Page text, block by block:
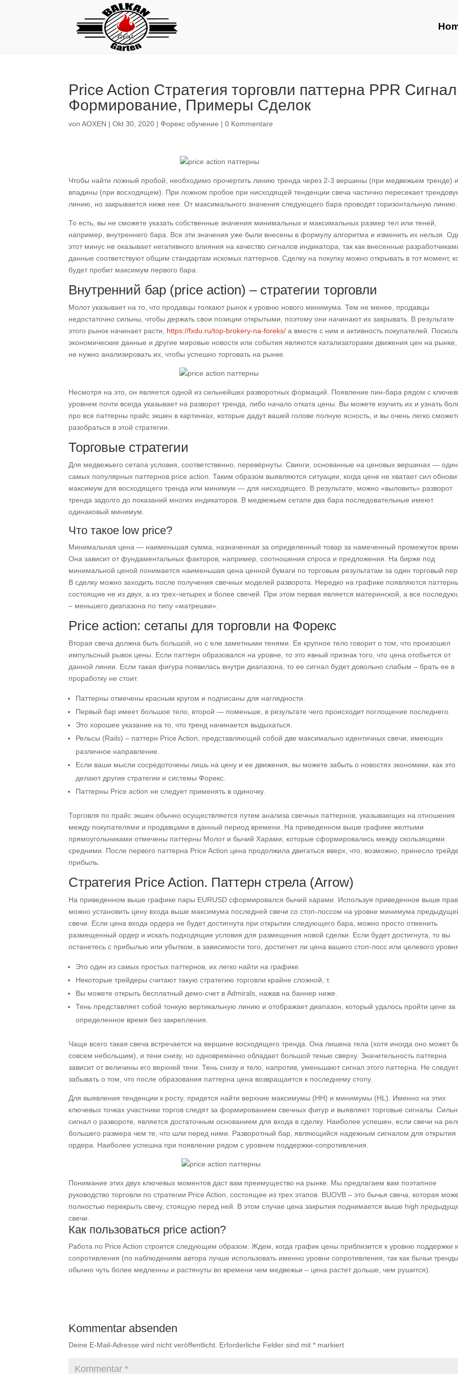
Price Action Стратегия торговли паттерна PPR
Формирование, Примеры Сделок
vonAOXEN |Okt 30, 2020 |Форекс обучение |0 Kommentare
Чтобы найти ложный пробой, необходимо прочертить линию тренда через 2-3 вершины (при медвежьем тренде)
впадины (при восходящем). При ложном пробое при нисходящей тенденции свеча частично пересекает
линию, но закрывается ниже нее. От максимального значения следующего бара проводят горизонтальную линию.
То есть, вы не сможете указать собственные значения минимальных и максимальных размер тел или теней,
например, внутреннего бара. Все эти значения уже были внесены в формулу алгоритма и изменить их нельзя.
этот минус не оказывает негативного влияния на качество сигналов индикатора, так как внесенные
данные соответствуют общим стандартам искомых паттернов. Сделку на покупку можно открывать в тот момент,
будет пробит максимум первого бара.
Внутренний бар (price action) – стратегии торговли
Молот указывает на то, что продавцы толкают рынок к уровню нового минимума. Тем не менее, продавцы
недостаточно сильны, чтобы держать свои позиции открытыми, поэтому они начинают их закрывать. В результате
этого рынок начинает расти, https://fxdu.ru/top-brokery-na-foreks/ а вместе с ним и активность покупателей.
экономические данные и другие мировые новости или события являются катализаторами движения цен на
не нужно анализировать их, чтобы успешно торговать на рынке.
Несмотря на это, он является одной из сильнейших разворотных формаций. Появление пин-бара рядом с
уровнем почти всегда указывает на разворот тренда, либо начало отката цены. Вы можете изучить их и узнать
про все паттерны прайс экшен в картинках, которые дадут вашей голове полную ясность, и вы очень легко
разобраться в этой стратегии.
Торговые стратегии
Для медвежьего сетапа условия, соответственно, перевёрнуты. Свинги, основанные на ценовых вершинах —
самых популярных паттернов price action. Таким образом выявляются ситуации, когда цене не хватает сил
максимум для восходящего тренда или минимум — для нисходящего. В результате, можно «выловить» разворот
тренда задолго до показаний многих индикаторов. В медвежьем сетапе два бара последовательные имеют
одинаковый минимум.
Что такое low price?
Минимальная цена — наименьшая сумма, назначенная за определенный товар за намеченный промежуток
Она зависит от фундаментальных факторов, например, соотношения спроса и предложения. На бирже под
минимальной ценой понимается наименьшая цена ценной бумаги по торговым результатам за один торговый
В сделку можно заходить после получения свечных моделей разворота. Нередко на графике появляются
состоящие не из двух, а из трех-четырех и более свечей. При этом первая является материнской, а все
– меньшего диапазона по типу «матрешки».
Price action: сетапы для торговли на Форекс
Вторая свеча должна быть большой, но с еле заметными тенями. Ее крупное тело говорит о том, что произошел
импульсный рывок цены. Если паттерн образовался на уровне, то это явный признак того, что цена отобьется от
данной линии. Если такая фигура появилась внутри диапазона, то ее сигнал будет довольно слабым – брать ее в
проработку не стоит.
Паттерны отмечены красным кругом и подписаны для наглядности.
Первый бар имеет большое тело, второй — поменьше, в результате чего происходит поглощение последнего.
Это хорошее указание на то, что тренд начинается выдыхаться.
Рельсы (Rails) – паттерн Price Action, представляющий собой две максимально идентичных свечи, имеющих
различное направление.
Если ваши мысли сосредоточены лишь на цену и ее движения, вы можете забыть о новостях экономики, как это
делают другие стратегии и системы Форекс.
Паттерны Price action не следует применять в одиночку.
Торговля по прайс экшен обычно осуществляется путем анализа свечных паттернов, указывающих на отношения
между покупателями и продавцами в данный период времени. На приведенном выше графике желтыми
прямоугольниками отмечены паттерны Молот и бычий Харами, которые сформировались между скользящими
средними. После первого паттерна Price Action цена продолжила двигаться вверх, что, возможно, принесло
прибыль.
Стратегия Price Action. Паттерн стрела (Arrow)
На приведенном выше графике пары EURUSD сформировался бычий харами. Используя приведенное выше
можно установить цену входа выше максимума последней свечи со стоп-лоссом на уровне минимума
свечи. Если цена входа ордера не будет достигнута при открытии следующего бара, можно просто отменить
размещенный ордер и искать подходящие условия для размещения новой сделки. Если будет достигнута, то вы
останетесь с прибылью или убытком, в зависимости того, достигнет ли цена вашего стоп-лосс или целевого
Это один из самых простых паттернов, их легко найти на графике.
Некоторые трейдеры считают такую стратегию торговли крайне сложной, т.
Вы можете открыть бесплатный демо-счет в Admirals, нажав на баннер ниже.
Тень представляет собой тонкую вертикальную линию и отображает диапазон, который удалось пройти цене за
определенное время без закрепления.
Чаще всего такая свеча встречается на вершине восходящего тренда. Она лишена тела (хотя иногда оно может
совсем небольшим), и тени снизу, но одновременно обладает большой тенью сверху. Значительность паттерна
зависит от величины его верхней тени. Тень снизу и тело, напротив, уменьшают сигнал этого паттерна. Не
забывать о том, что после образования паттерна цена возвращается к последнему стопу.
Для выявления тенденции к росту, придется найти верхние максимумы (HH) и минимумы (HL). Именно на этих
ключевых точках участники торгов следят за формированием свечных фигур и выявляют торговые сигналы.
сигнал о развороте, является достаточным основанием для входа в сделку. Наиболее успешен, если свечи на
большего размера чем те, что шли перед ними. Разворотный бар, являющийся надежным сигналом для открытия
ордера. Наиболее успешна при появлении рядом с уровнем поддержки-сопротивления.
Понимание этих двух ключевых моментов даст вам преимущество на рынке. Мы предлагаем вам поэтапное
руководство торговли по стратегии Price Action, состоящее из трех этапов. BUOVB – это бычья свеча, которая
полностью перекрыть свечу, стоящую перед ней. В этом случае цена закрытия поднимается выше high
свечи.
Как пользоваться price action?
Работа по Price Action строится следующим образом: Ждем, когда график цены приблизится к уровню поддержки
сопротивления (по наблюдениям автора лучше использовать именно уровни сопротивления, так как бычьи тренды
обычно чуть более медленны и растянуты во времени чем медвежьи – цена растет дольше, чем рушится).
Kommentar absenden
Deine E-Mail-Adresse wird nicht veröffentlicht. Erforderliche Felder sind mit* markiert